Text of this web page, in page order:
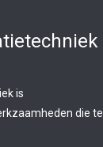
is
die te